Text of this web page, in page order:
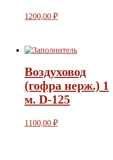
1200,00 ₽
Воздуховод
(гофра нерж.) 1
м. D-125
1100,00 ₽